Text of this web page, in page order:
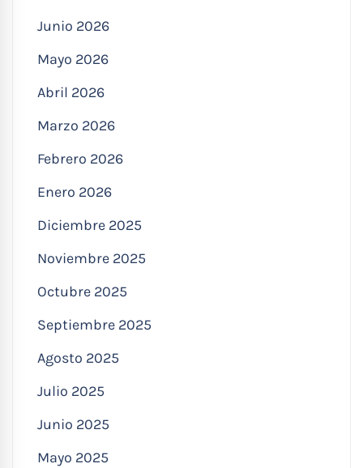
Junio 2026
Mayo 2026
Abril 2026
Marzo 2026
Febrero 2026
Enero 2026
Diciembre 2025
Noviembre 2025
Octubre 2025
Septiembre 2025
Agosto 2025
Julio 2025
Junio 2025
Mayo 2025